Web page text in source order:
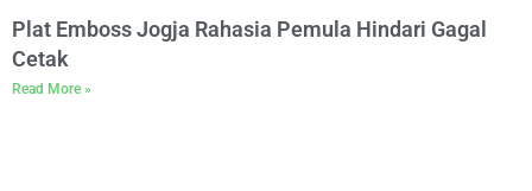
Plat Emboss Jogja Rahasia Pemula Hindari Gagal
Cetak
Read More »